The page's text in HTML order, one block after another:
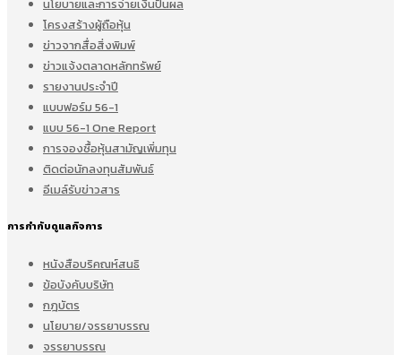
นโยบายและการจ่ายเงินปันผล
โครงสร้างผู้ถือหุ้น
ข่าวจากสื่อสิ่งพิมพ์
ข่าวแจ้งตลาดหลักทรัพย์
รายงานประจำปี
แบบฟอร์ม 56-1
แบบ 56-1 One Report
การจองซื้อหุ้นสามัญเพิ่มทุน
ติดต่อนักลงทุนสัมพันธ์
อีเมล์รับข่าวสาร
การกำกับดูแลกิจการ
หนังสือบริคณห์สนธิ
ข้อบังคับบริษัท
กฎบัตร
นโยบาย/จรรยาบรรณ
จรรยาบรรณ